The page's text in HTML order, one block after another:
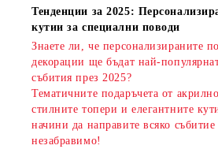
Тенденции за 2025:
кутии за специални поводи
Знаете ли, че персонализираните
декорации ще бъдат най-
събития през 2025?
Тематичните подаръчета от
стилните топери и елегантните
начини да направите всяко
незабравимо!